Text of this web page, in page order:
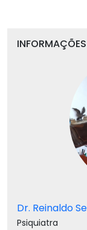
Dr. Reinaldo
Psiquiatra